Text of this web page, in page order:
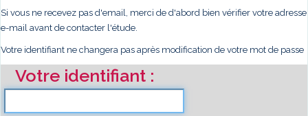
Si vous ne recevez pas d'email, merci de d'abord bien vérifier votre adresse
e-mail avant de contacter l'étude.
Votre identifiant ne changera pas après modification de votre mot de passe
Votre identifiant